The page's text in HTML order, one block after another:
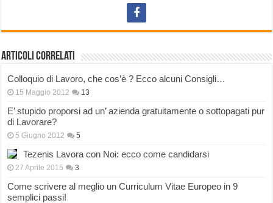
Articoli correlati
Colloquio di Lavoro, che cos’è ? Ecco alcuni Consigli…
15 Maggio 2012 13
E’ stupido proporsi ad un’ azienda gratuitamente o sottopagati pur
di Lavorare?
5 Giugno 2012 5
Tezenis Lavora con Noi: ecco come candidarsi
27 Aprile 2015 3
Come scrivere al meglio un Curriculum Vitae Europeo in 9
semplici passi!